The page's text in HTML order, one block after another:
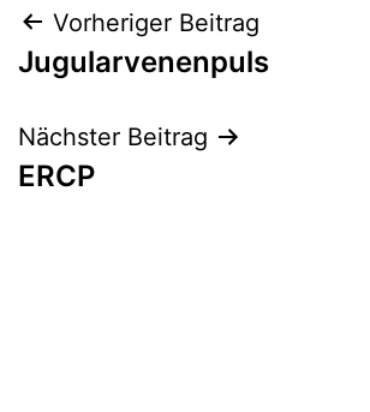
Beitragsnavigation
Vorheriger Beitrag
Jugularvenenpuls
Nächster Beitrag
ERCP